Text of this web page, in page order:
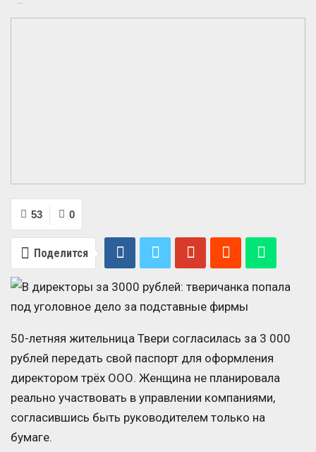
0
53
Поделится
50-летняя жительница Твери согласилась за 3 000
рублей передать свой паспорт для оформления
директором трёх ООО. Женщина не планировала
реально участвовать в управлении компаниями,
согласившись быть руководителем только на
бумаге.